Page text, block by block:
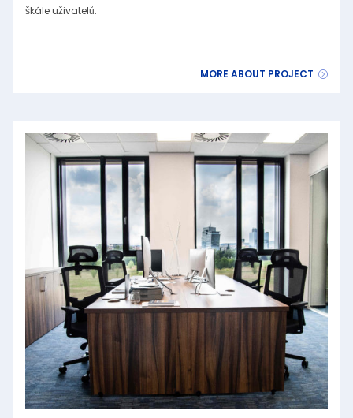
škále uživatelů.
MORE ABOUT PROJECT